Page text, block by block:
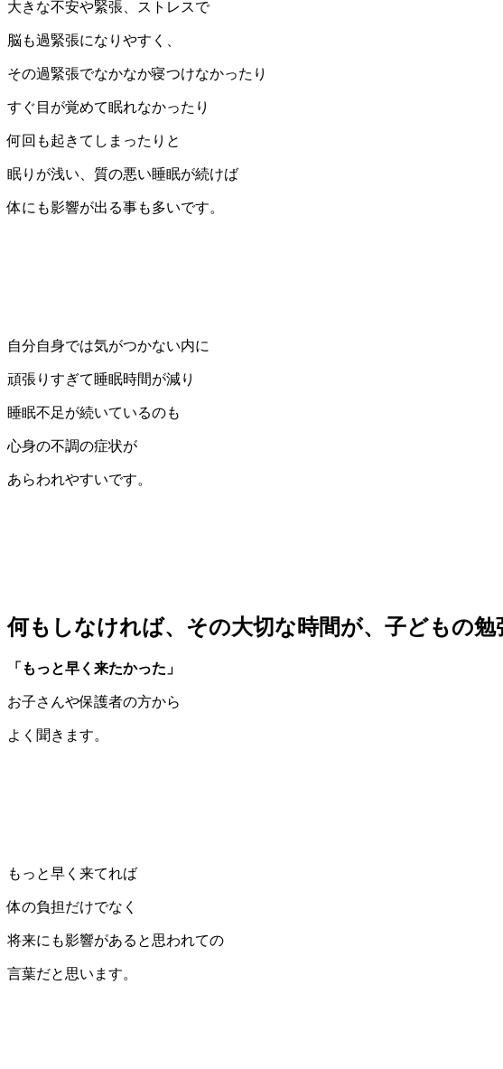
大きな不安や緊張、ストレスで
脳も過緊張になりやすく、
その過緊張でなかなか寝つけなかったり
すぐ目が覚めて眠れなかったり
何回も起きてしまったりと
眠りが浅い、質の悪い睡眠が続けば
体にも影響が出る事も多いです。
自分自身では気がつかない内に
頑張りすぎて睡眠時間が減り
睡眠不足が続いているのも
心身の不調の症状が
あらわれやすいです。
何もしなければ、その大切な時間が、子どもの
「もっと早く来たかった」
お子さんや保護者の方から
よく聞きます。
もっと早く来てれば
体の負担だけでなく
将来にも影響があると思われての
言葉だと思います。